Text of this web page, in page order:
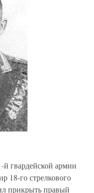
й гвардейской армии
18-го стрелкового
прикрыть правый